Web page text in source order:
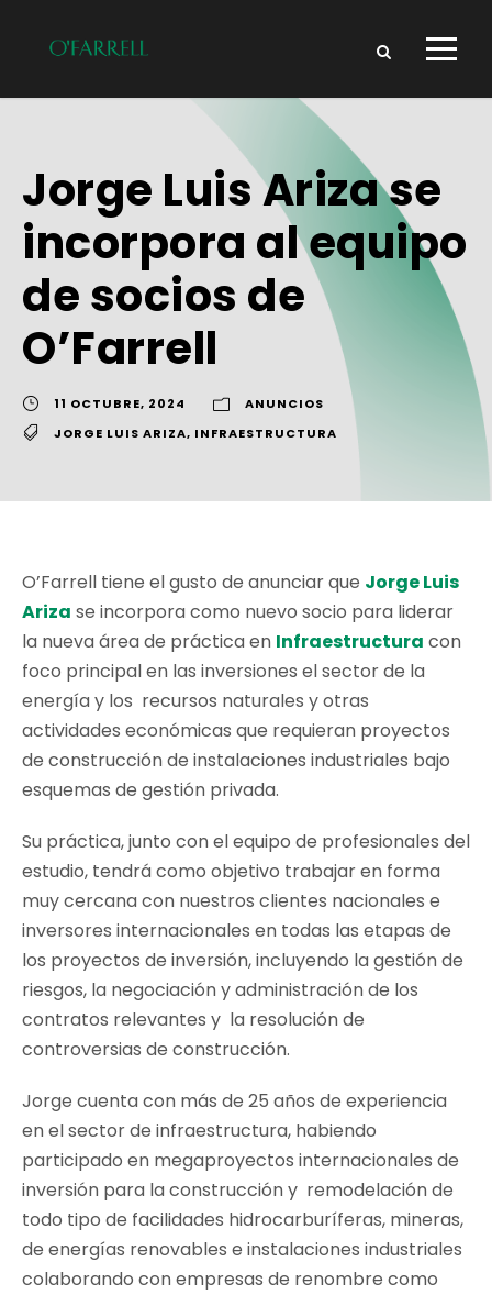
Jorge Luis Ariza se
incorpora al equipo
de socios de
O’Farrell
11 OCTUBRE, 2024
ANUNCIOS
JORGE LUIS ARIZA, INFRAESTRUCTURA
O’Farrell tiene el gusto de anunciar que Jorge Luis
Ariza se incorpora como nuevo socio para liderar
la nueva área de práctica en Infraestructura con
foco principal en las inversiones el sector de la
energía y los recursos naturales y otras
actividades económicas que requieran proyectos
de construcción de instalaciones industriales bajo
esquemas de gestión privada.
Su práctica, junto con el equipo de profesionales del
estudio, tendrá como objetivo trabajar en forma
muy cercana con nuestros clientes nacionales e
inversores internacionales en todas las etapas de
los proyectos de inversión, incluyendo la gestión de
riesgos, la negociación y administración de los
contratos relevantes y la resolución de
controversias de construcción.
Jorge cuenta con más de 25 años de experiencia
en el sector de infraestructura, habiendo
participado en megaproyectos internacionales de
inversión para la construcción y remodelación de
todo tipo de facilidades hidrocarburíferas, mineras,
de energías renovables e instalaciones industriales
colaborando con empresas de renombre como